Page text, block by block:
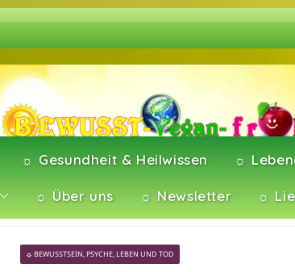
☼ Gesundheit & Heilwissen ☼
☼ Über uns ☼ Newsletter ☼
☼ BEWUSSTSEIN, PSYCHE, LEBEN UND TOD